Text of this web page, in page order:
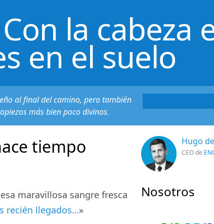
Con la cabeza
en el suelo
al final del camino, pero también
más bien poco divinos.
tiempo
maravillosa sangre fresca
recién llegados…»
Hugo
CEO de
Nosotros